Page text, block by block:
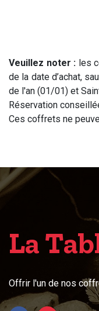
Veuillez noter : les
de la date d’achat,
de l'an (01/01) et
Réservation
Ces coffrets ne
La
Offrir l'un de nos